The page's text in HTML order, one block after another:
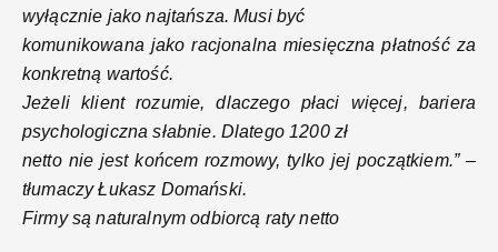
wyłącznie jako najtańsza. Musi być
komunikowana jako racjonalna miesięczna płatność za
konkretną wartość.
Jeżeli klient rozumie, dlaczego płaci więcej, bariera
psychologiczna słabnie. Dlatego 1200 zł
netto nie jest końcem rozmowy, tylko jej początkiem.” –
tłumaczy Łukasz Domański.
Firmy są naturalnym odbiorcą raty netto